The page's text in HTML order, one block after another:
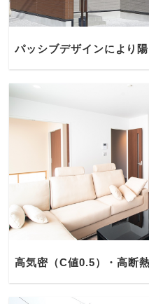
パッシブデザインにより
高気密（C値0.5）・高断